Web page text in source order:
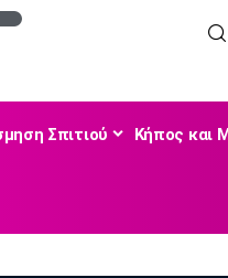
Σπιτιού Κήπος και